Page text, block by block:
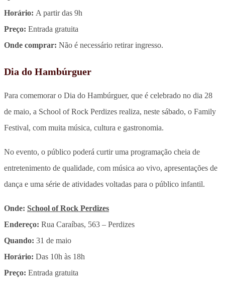
Horário: A partir das 9h
Preço: Entrada gratuita
Onde comprar: Não é necessário retirar ingresso.
Dia do Hambúrguer
Para comemorar o Dia do Hambúrguer, que é celebrado no dia 28
de maio, a School of Rock Perdizes realiza, neste sábado, o Family
Festival, com muita música, cultura e gastronomia.
No evento, o público poderá curtir uma programação cheia de
entretenimento de qualidade, com música ao vivo, apresentações de
dança e uma série de atividades voltadas para o público infantil.
Onde: School of Rock Perdizes
Endereço: Rua Caraíbas, 563 – Perdizes
Quando: 31 de maio
Horário: Das 10h às 18h
Preço: Entrada gratuita